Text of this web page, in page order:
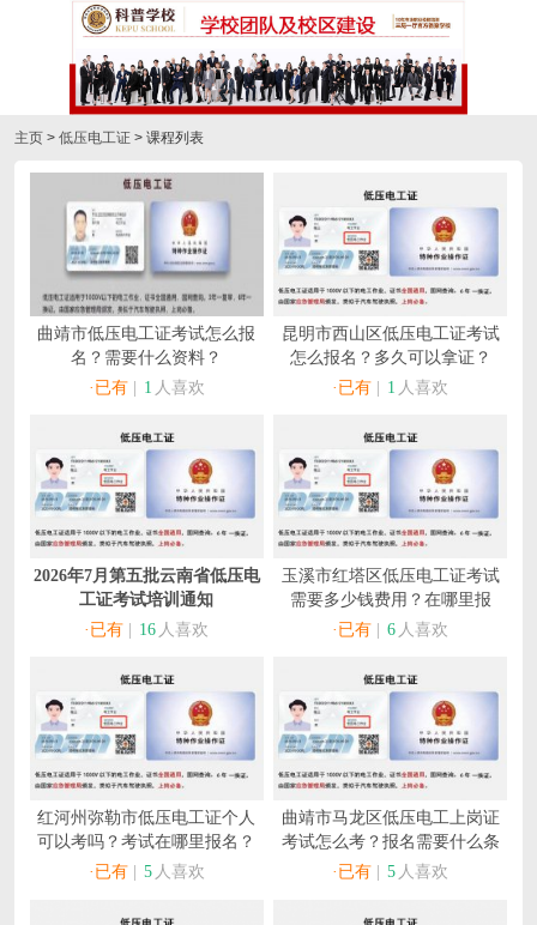
主页 > 低压电工证 > 课程列表
曲靖市低压电工证考试怎么报
名？需要什么资料？
·已有
1 人喜欢
昆明市西山区低压电工证考试
怎么报名？多久可以拿证？
·已有
1 人喜欢
2026年7月第五批云南省低压电
工证考试培训通知
·已有
16 人喜欢
玉溪市红塔区低压电工证考试
需要多少钱费用？在哪里报
名？
·已有 6 人喜欢
红河州弥勒市低压电工证个人
可以考吗？考试在哪里报名？
·已有
5 人喜欢
曲靖市马龙区低压电工上岗证
考试怎么考？报名需要什么条
件？
·已有 5 人喜欢